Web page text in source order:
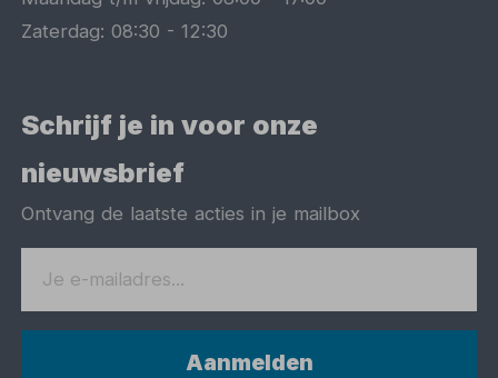
Zaterdag:08:30 -12:30
Schrijf je in voor onze
nieuwsbrief
Ontvang de laatste acties in je mailbox
Aanmelden